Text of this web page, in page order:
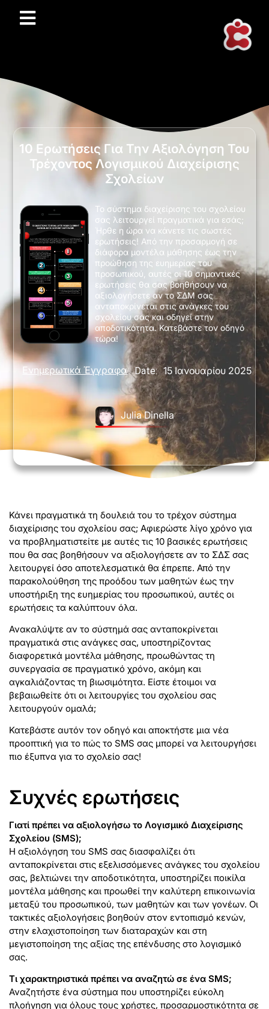
10 Ερωτήσεις Για Την Αξιολόγηση Του
Τρέχοντος Λογισμικού Διαχείρισης
Σχολείων
Ενημερωτικά Έγγραφα Date: 15 Ιανουαρίου 2025
Julia Dinella
Το σύστημα διαχείρισης του σχολείου
σας λειτουργεί πραγματικά για εσάς;
Ήρθε η ώρα να κάνετε τις σωστές
ερωτήσεις! Από την προσαρμογή σε
διάφορα μοντέλα μάθησης έως την
προώθηση της ευημερίας του
προσωπικού, αυτές οι 10 σημαντικές
ερωτήσεις θα σας βοηθήσουν να
αξιολογήσετε αν το ΣΔΜ σας
ανταποκρίνεται στις ανάγκες του
σχολείου σας και οδηγεί στην
αποδοτικότητα. Κατεβάστε τον οδηγό
τώρα!
Κάνει πραγματικά τη δουλειά του το τρέχον σύστημα
διαχείρισης του σχολείου σας; Αφιερώστε λίγο χρόνο για
να προβληματιστείτε με αυτές τις 10 βασικές ερωτήσεις
που θα σας βοηθήσουν να αξιολογήσετε αν το ΣΔΣ σας
λειτουργεί όσο αποτελεσματικά θα έπρεπε. Από την
παρακολούθηση της προόδου των μαθητών έως την
υποστήριξη της ευημερίας του προσωπικού, αυτές οι
ερωτήσεις τα καλύπτουν όλα.
Ανακαλύψτε αν το σύστημά σας ανταποκρίνεται
πραγματικά στις ανάγκες σας, υποστηρίζοντας
διαφορετικά μοντέλα μάθησης, προωθώντας τη
συνεργασία σε πραγματικό χρόνο, ακόμη και
αγκαλιάζοντας τη βιωσιμότητα. Είστε έτοιμοι να
βεβαιωθείτε ότι οι λειτουργίες του σχολείου σας
λειτουργούν ομαλά;
Κατεβάστε αυτόν τον οδηγό και αποκτήστε μια νέα
προοπτική για το πώς το SMS σας μπορεί να λειτουργήσει
πιο έξυπνα για το σχολείο σας!
Συχνές ερωτήσεις
Γιατί πρέπει να αξιολογήσω το Λογισμικό Διαχείρισης
Σχολείου (SMS);
Η αξιολόγηση του SMS σας διασφαλίζει ότι
ανταποκρίνεται στις εξελισσόμενες ανάγκες του σχολείου
σας, βελτιώνει την αποδοτικότητα, υποστηρίζει ποικίλα
μοντέλα μάθησης και προωθεί την καλύτερη επικοινωνία
μεταξύ του προσωπικού, των μαθητών και των γονέων. Οι
τακτικές αξιολογήσεις βοηθούν στον εντοπισμό κενών,
στην ελαχιστοποίηση των διαταραχών και στη
μεγιστοποίηση της αξίας της επένδυσης στο λογισμικό
σας.
Τι χαρακτηριστικά πρέπει να αναζητώ σε ένα SMS;
Αναζητήστε ένα σύστημα που υποστηρίζει εύκολη
πλοήγηση για όλους τους χρήστες, προσαρμοστικότητα σε